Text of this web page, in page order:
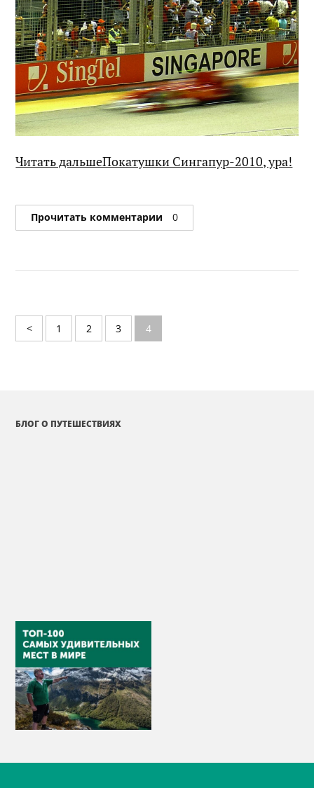
Читать дальшеПокатушки Сингапур-2010, ура!
Прочитать комментарии 0
< 1 2 3 4
БЛОГ О ПУТЕШЕСТВИЯХ